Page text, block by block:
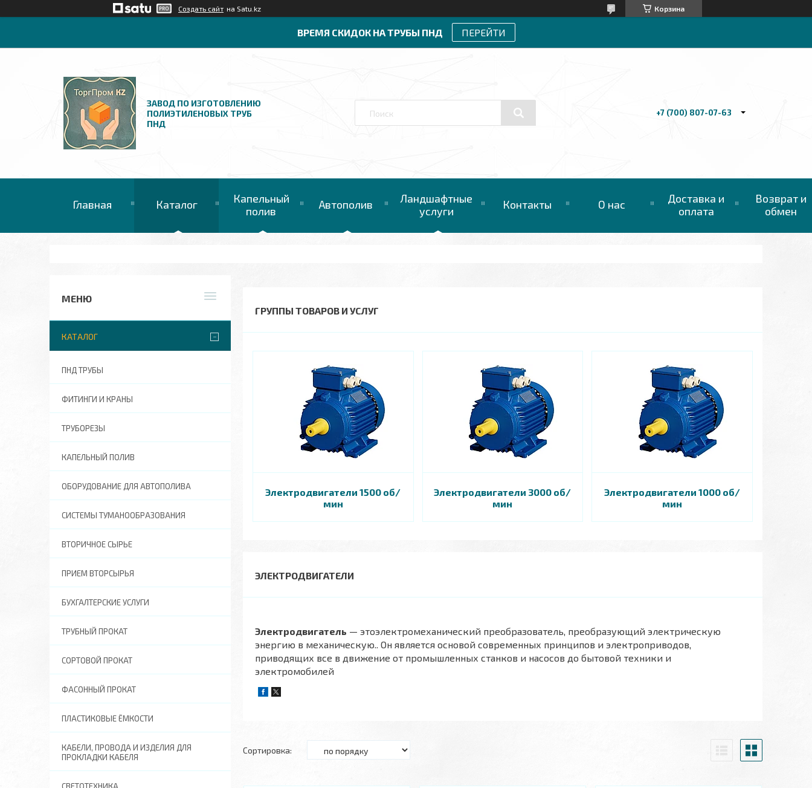
Создать сайт на Satu.kz Корзина
ВРЕМЯ СКИДОК НА ТРУБЫ ПНД ПЕРЕЙТИ
ЗАВОД ПО ИЗГОТОВЛЕНИЮ
ПОЛИЭТИЛЕНОВЫХ ТРУБ
ПНД
+7 (700) 807-07-63
Главная Каталог
Капельный
полив
Автополив
Ландшафтные
услуги
Контакты О нас
Доставка и
оплата
Возврат и
обмен
ГРУППЫ ТОВАРОВ И УСЛУГ
Электродвигатели 1500 об/
мин
Электродвигатели 3000 об/
мин
Электродвигатели 1000 об/
мин
ЭЛЕКТРОДВИГАТЕЛИ
Электродвигатель — этоэлектромеханический преобразователь, преобразующий электрическую
энергию в механическую.. Он является основой современных принципов и электроприводов,
приводящих все в движение от промышленных станков и насосов до бытовой техники и
электромобилей
КАТАЛОГ
ПНД ТРУБЫ
ФИТИНГИ И КРАНЫ
ТРУБОРЕЗЫ
КАПЕЛЬНЫЙ ПОЛИВ
ОБОРУДОВАНИЕ ДЛЯ АВТОПОЛИВА
СИСТЕМЫ ТУМАНООБРАЗОВАНИЯ
ВТОРИЧНОЕ СЫРЬЕ
ПРИЕМ ВТОРСЫРЬЯ
БУХГАЛТЕРСКИЕ УСЛУГИ
ТРУБНЫЙ ПРОКАТ
СОРТОВОЙ ПРОКАТ
ФАСОННЫЙ ПРОКАТ
ПЛАСТИКОВЫЕ ЁМКОСТИ
КАБЕЛИ, ПРОВОДА И ИЗДЕЛИЯ ДЛЯ
ПРОКЛАДКИ КАБЕЛЯ